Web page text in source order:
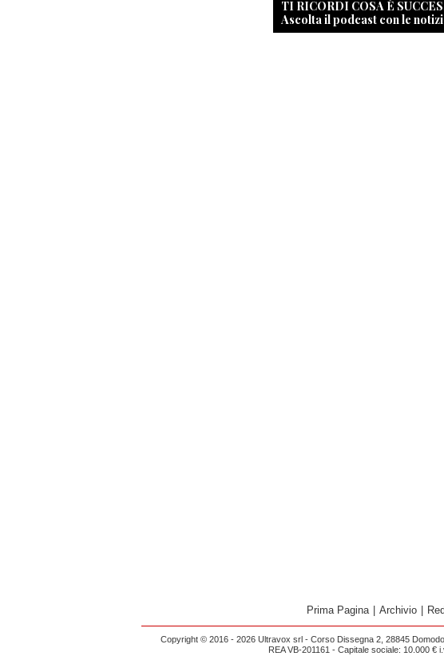
TI RICORDI COSA È
Ascolta il podcast con le
Prima Pagina Archivio
Copyright © 2016 - 2026 Ultravox srl - Corso Dissegna 2, 28845
REA VB-201161 - Capitale sociale: 10.000 €